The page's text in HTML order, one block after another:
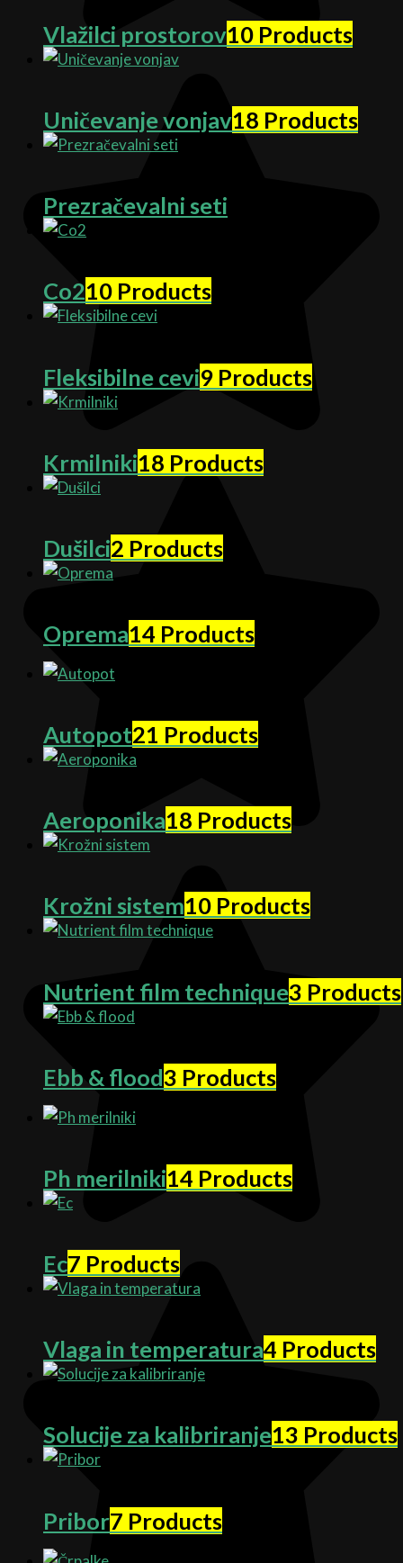
Vlažilci prostorov10 Products
Uničevanje vonjav18 Products
Prezračevalni seti
Co210 Products
Fleksibilne cevi9 Products
Krmilniki18 Products
Dušilci2 Products
Oprema14 Products
Autopot21 Products
Aeroponika18 Products
Krožni sistem10 Products
Nutrient film technique3 Products
Ebb & flood3 Products
Ph merilniki14 Products
Ec7 Products
Vlaga in temperatura4 Products
Solucije za kalibriranje13 Products
Pribor7 Products